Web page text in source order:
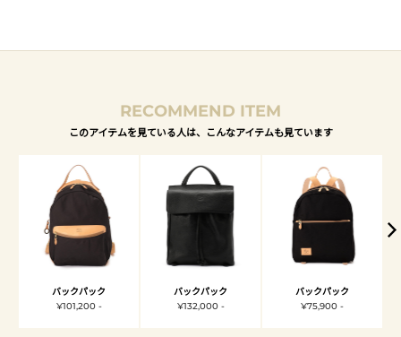
RECOMMEND ITEM
このアイテムを見ている人は、こんなアイテムも見ています
バックパック
¥101,200 -
バックパック
¥132,000 -
バックパック
¥75,900 -